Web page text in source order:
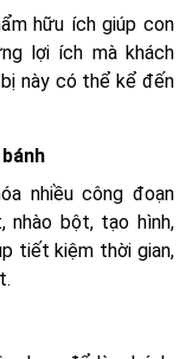
hữu ích giúp con
lợi ích mà khách
này có thể kể đến
nhiều công đoạn
nhào bột, tạo hình,
tiết kiệm thời gian,